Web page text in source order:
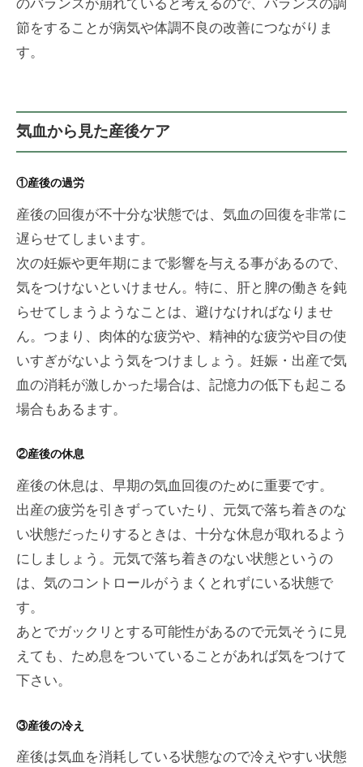
のバランスが崩れていると考えるので、バランスの調
節をすることが病気や体調不良の改善につながりま
す。
気血から見た産後ケア
①産後の過労
産後の回復が不十分な状態では、気血の回復を非常に
遅らせてしまいます。
次の妊娠や更年期にまで影響を与える事があるので、
気をつけないといけません。特に、肝と脾の働きを鈍
らせてしまうようなことは、避けなければなりませ
ん。つまり、肉体的な疲労や、精神的な疲労や目の使
いすぎがないよう気をつけましょう。妊娠・出産で気
血の消耗が激しかった場合は、記憶力の低下も起こる
場合もあるます。
②産後の休息
産後の休息は、早期の気血回復のために重要です。
出産の疲労を引きずっていたり、元気で落ち着きのな
い状態だったりするときは、十分な休息が取れるよう
にしましょう。元気で落ち着きのない状態というの
は、気のコントロールがうまくとれずにいる状態で
す。
あとでガックリとする可能性があるので元気そうに見
えても、ため息をついていることがあれば気をつけて
下さい。
③産後の冷え
産後は気血を消耗している状態なので冷えやすい状態